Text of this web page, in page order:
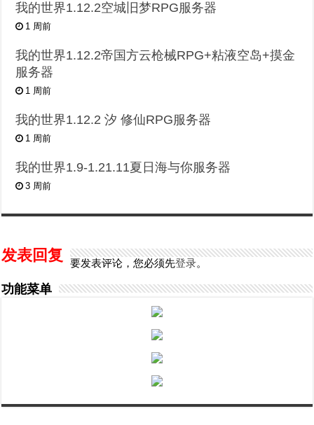
我的世界1.12.2空城旧梦RPG服务器
1 周前
我的世界1.12.2帝国方云枪械RPG+粘液空岛+摸金
服务器
1 周前
我的世界1.12.2 汐 修仙RPG服务器
1 周前
我的世界1.9-1.21.11夏日海与你服务器
3 周前
发表回复 要发表评论，您必须先登录。
功能菜单